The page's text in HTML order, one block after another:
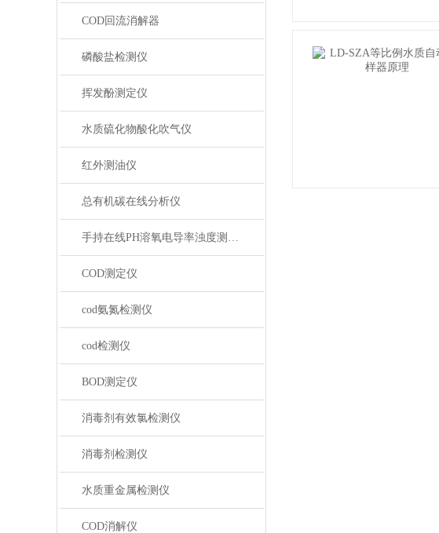
COD回流消解器
磷酸盐检测仪
挥发酚测定仪
水质硫化物酸化吹气仪
红外测油仪
总有机碳在线分析仪
手持在线PH溶氧电导率浊度测定仪
COD测定仪
cod氨氮检测仪
cod检测仪
BOD测定仪
消毒剂有效氯检测仪
消毒剂检测仪
水质重金属检测仪
COD消解仪